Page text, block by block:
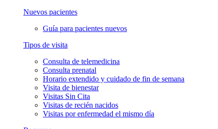
Nuevos pacientes
Guía para pacientes nuevos
Tipos de visita
Consulta de telemedicina
Consulta prenatal
Horario extendido y cuidado de fin de semana
Visita de bienestar
Visitas Sin Cita
Visitas de recién nacidos
Visitas por enfermedad el mismo día